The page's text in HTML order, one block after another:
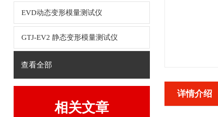
EVD动态变形模量测试仪
GTJ-EV2 静态变形模量测试仪
查看全部
相关文章
详情介绍